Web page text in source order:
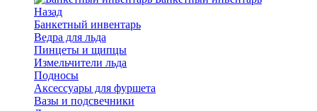
Назад
Банкетный инвентарь
Ведра для льда
Пинцеты и щипцы
Измельчители льда
Подносы
Аксессуары для фуршета
Вазы и подсвечники